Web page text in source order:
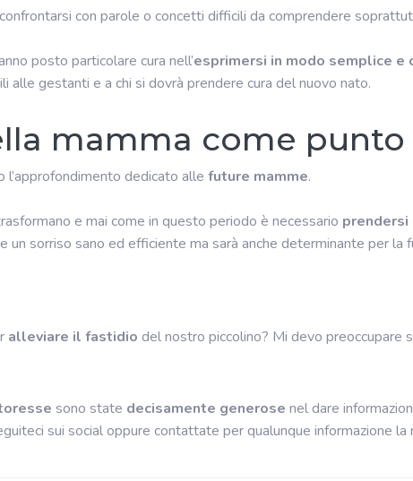
con parole o concetti difficili da comprendere
posto particolare cura nell’esprimersi in modo semplice e
alle gestanti e a chi si dovrà prendere cura del nuovo nato.
mamma come
l’approfondimento dedicato alle future mamme.
e mai come in questo periodo è necessario
un sorriso sano ed efficiente ma sarà anche determinante per la
alleviare il fastidio del nostro piccolino? Mi devo preoccupare
sono state decisamente generose nel dare
sui social oppure contattate per qualunque informazione la